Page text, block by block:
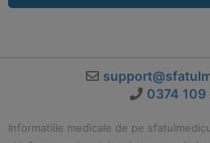
0374 109
Informatiile medicale de pe